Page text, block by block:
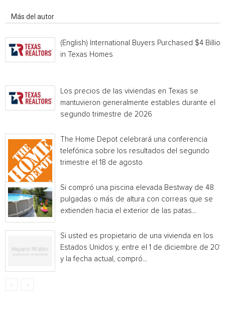
Más del autor
(English) International Buyers Purchased $4 Billion
in Texas Homes
Los precios de las viviendas en Texas se
mantuvieron generalmente estables durante el
segundo trimestre de 2026
The Home Depot celebrará una conferencia
telefónica sobre los resultados del segundo
trimestre el 18 de agosto
Si compró una piscina elevada Bestway de 48
pulgadas o más de altura con correas que se
extienden hacia el exterior de las patas...
Si usted es propietario de una vivienda en los
Estados Unidos y, entre el 1 de diciembre de
y la fecha actual, compró...